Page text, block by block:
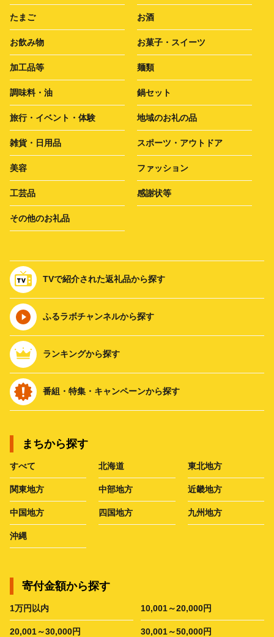
たまご お酒
お飲み物 お菓子・スイーツ
加工品等 麺類
調味料・油 鍋セット
旅行・イベント・体験 地域のお礼の品
雑貨・日用品 スポーツ・アウトドア
美容 ファッション
工芸品 感謝状等
その他のお礼品
TVで紹介された返礼品から探す
ふるラボチャンネルから探す
ランキングから探す
番組・特集・キャンペーンから探す
まちから探す
すべて 北海道 東北地方
関東地方 中部地方 近畿地方
中国地方 四国地方 九州地方
沖縄
寄付金額から探す
1万円以内 10,001～20,000円
20,001～30,000円 30,001～50,000円